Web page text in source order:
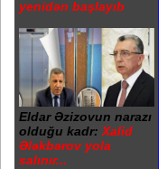
yenidən başlayıb
Eldar Əzizovun narazı
olduğu kadr: Xalid
Ələkbərov yola
salınır...